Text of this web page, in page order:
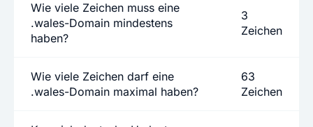
Wie viele Zeichen muss eine
.wales-Domain mindestens
haben?
3
Zeichen
Wie viele Zeichen darf eine
.wales-Domain maximal haben?
63
Zeichen